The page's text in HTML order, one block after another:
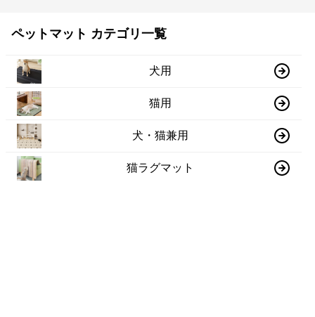
ペットマット カテゴリ一覧
犬用
猫用
犬・猫兼用
猫ラグマット